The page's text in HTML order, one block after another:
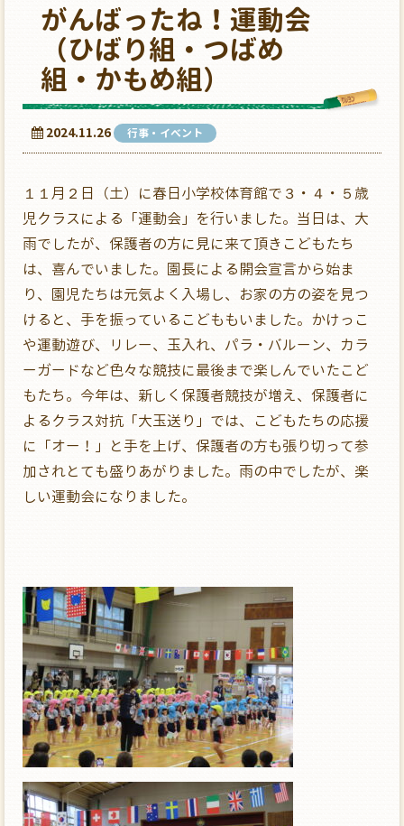
がんばったね！運動会
（ひばり組・つばめ
組・かもめ組）
2024.11.26 行事・イベント
１１月２日（土）に春日小学校体育館で３・４・５歳
児クラスによる「運動会」を行いました。当日は、大
雨でしたが、保護者の方に見に来て頂きこどもたち
は、喜んでいました。園長による開会宣言から始ま
り、園児たちは元気よく入場し、お家の方の姿を見つ
けると、手を振っているこどももいました。かけっこ
や運動遊び、リレー、玉入れ、パラ・バルーン、カラ
ーガードなど色々な競技に最後まで楽しんでいたこど
もたち。今年は、新しく保護者競技が増え、保護者に
よるクラス対抗「大玉送り」では、こどもたちの応援
に「オー！」と手を上げ、保護者の方も張り切って参
加されとても盛りあがりました。雨の中でしたが、楽
しい運動会になりました。